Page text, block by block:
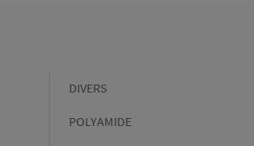
Gamme
DIVERS
Matière
POLYAMIDE